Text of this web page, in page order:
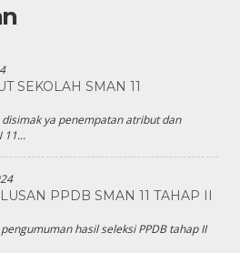
SEKOLAH SMAN 11
ya penempatan atribut dan
11...
PPDB SMAN 11 TAHAP II
hasil seleksi PPDB tahap II